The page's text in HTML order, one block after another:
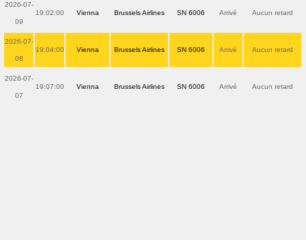
2026-07-
09
19:02:00 Vienna Brussels Airlines SN 6006 Arrivé Aucun retard
2026-07-
08
19:04:00 Vienna Brussels Airlines SN 6006 Arrivé Aucun retard
2026-07-
07
19:07:00 Vienna Brussels Airlines SN 6006 Arrivé Aucun retard